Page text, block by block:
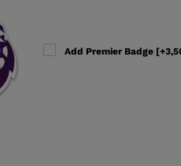
Add Premier Badge